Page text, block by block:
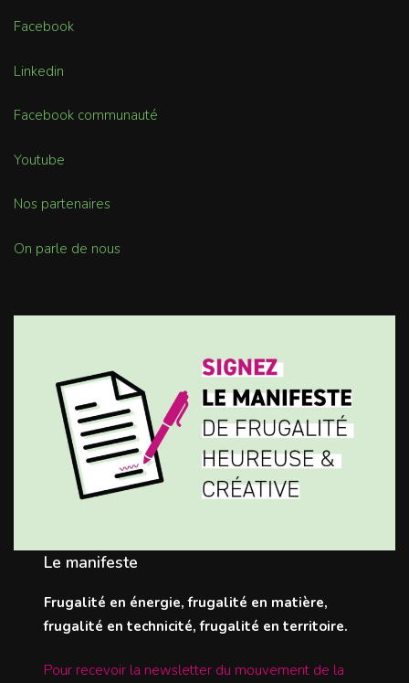
Facebook
Linkedin
Facebook communauté
Youtube
Nos partenaires
On parle de nous
Le manifeste
Frugalité en énergie, frugalité en matière,
frugalité en technicité, frugalité en territoire.
Pour recevoir la newsletter du mouvement de la